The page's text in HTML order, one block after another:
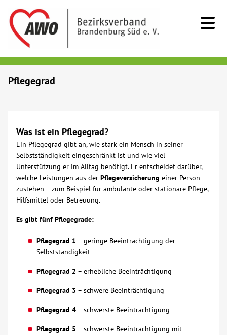
Menschen mit Behinderung
Beratung & Hilfe
Begegnung
Bildung
Über uns
Veranstaltungen
Mitmachen
Pflegegrad
Was ist ein Pflegegrad?
Ein Pflegegrad gibt an, wie stark ein Mensch in seiner
Selbstständigkeit eingeschränkt ist und wie viel
Unterstützung er im Alltag benötigt. Er entscheidet darüber,
welche Leistungen aus der Pflegeversicherung einer Person
zustehen – zum Beispiel für ambulante oder stationäre Pflege,
Hilfsmittel oder Betreuung.
Es gibt fünf Pflegegrade:
Pflegegrad 1 – geringe Beeinträchtigung der
Selbstständigkeit
Pflegegrad 2 – erhebliche Beeinträchtigung
Pflegegrad 3 – schwere Beeinträchtigung
Pflegegrad 4 – schwerste Beeinträchtigung
Pflegegrad 5 – schwerste Beeinträchtigung mit